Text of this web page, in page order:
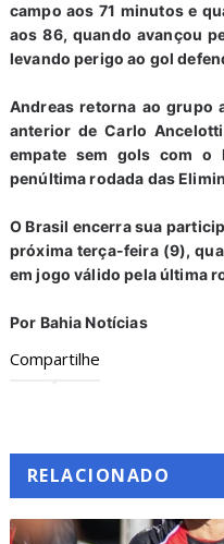
campo aos 71 minutos e
aos 86, quando avançou
levando perigo ao gol
Andreas retorna ao grupo
anterior de Carlo
empate sem gols com o
penúltima rodada das
O Brasil encerra sua
próxima terça-feira (9),
em jogo válido pela última
Por Bahia Notícias
Compartilhe
RELACIONADO